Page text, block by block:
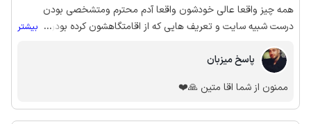
همه چیز واقعا عالی خودشون واقعا آدم محترم ومتشخصی بودن
درست شبیه سایت و تعریف هایی که از اقامتگاهشون کرده بودن بود .
... بیشتر
پاسخ میزبان
ممنون از شما اقا متین 🙏❤️